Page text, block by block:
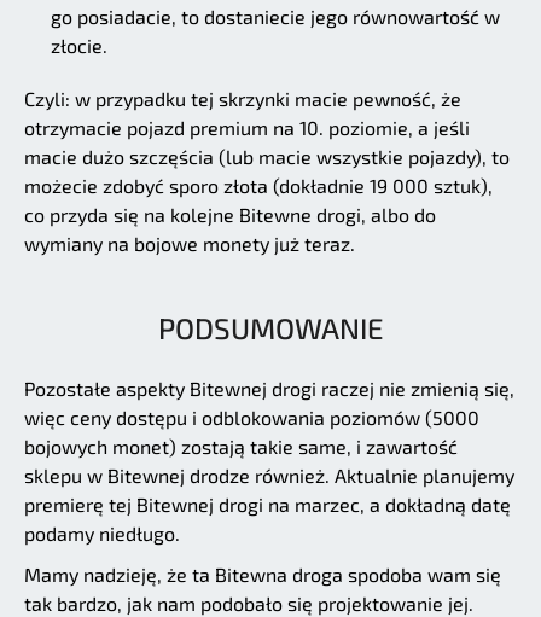
go posiadacie, to dostaniecie jego równowartość w
złocie.
Czyli: w przypadku tej skrzynki macie pewność, że
otrzymacie pojazd premium na 10. poziomie, a jeśli
macie dużo szczęścia (lub macie wszystkie pojazdy), to
możecie zdobyć sporo złota (dokładnie 19 000 sztuk),
co przyda się na kolejne Bitewne drogi, albo do
wymiany na bojowe monety już teraz.
PODSUMOWANIE
Pozostałe aspekty Bitewnej drogi raczej nie zmienią się,
więc ceny dostępu i odblokowania poziomów (5000
bojowych monet) zostają takie same, i zawartość
sklepu w Bitewnej drodze również. Aktualnie planujemy
premierę tej Bitewnej drogi na marzec, a dokładną datę
podamy niedługo.
Mamy nadzieję, że ta Bitewna droga spodoba wam się
tak bardzo, jak nam podobało się projektowanie jej.